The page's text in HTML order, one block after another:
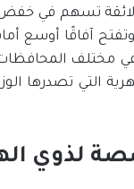
تسهم في خفض
آفاقًا أوسع
مختلف
التي تصدرها
لذوي